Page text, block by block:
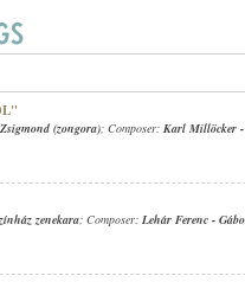
(zongora); Composer: Karl Millöcker
zenekara; Composer: Lehár Ferenc -